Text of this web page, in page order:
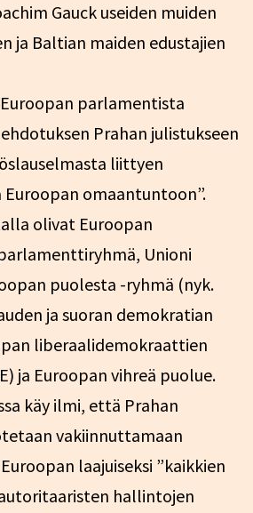
Gauck useiden muiden
ja Baltian maiden edustajien
parlamentista
Prahan julistukseen
liittyen
omaantuntoon”.
olivat Euroopan
Unioni
puolesta -ryhmä (nyk.
ja suoran demokratian
liberaalidemokraattien
ja Euroopan vihreä puolue.
käy ilmi, että Prahan
vakiinnuttamaan
laajuiseksi ”kaikkien
hallintojen